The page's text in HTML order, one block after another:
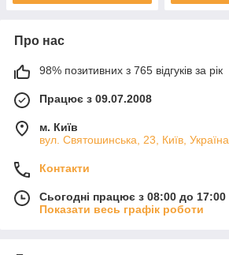
Про нас
98% позитивних з 765 відгуків за рік
Працює з 09.07.2008
м. Київ
вул. Святошинська, 23, Київ, Україна
Контакти
Сьогодні працює з 08:00 до 17:00
Показати весь графік роботи